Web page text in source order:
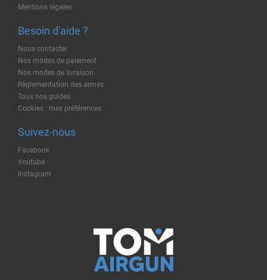
Mentions légales
Besoin d'aide ?
Nous contacter
Nos modes de paiement
Nos modes de livraison
Règlementation des armes
Tous nos guides
Cookies : mes préférences
Suivez-nous
Facebook
Youtube
Instagram